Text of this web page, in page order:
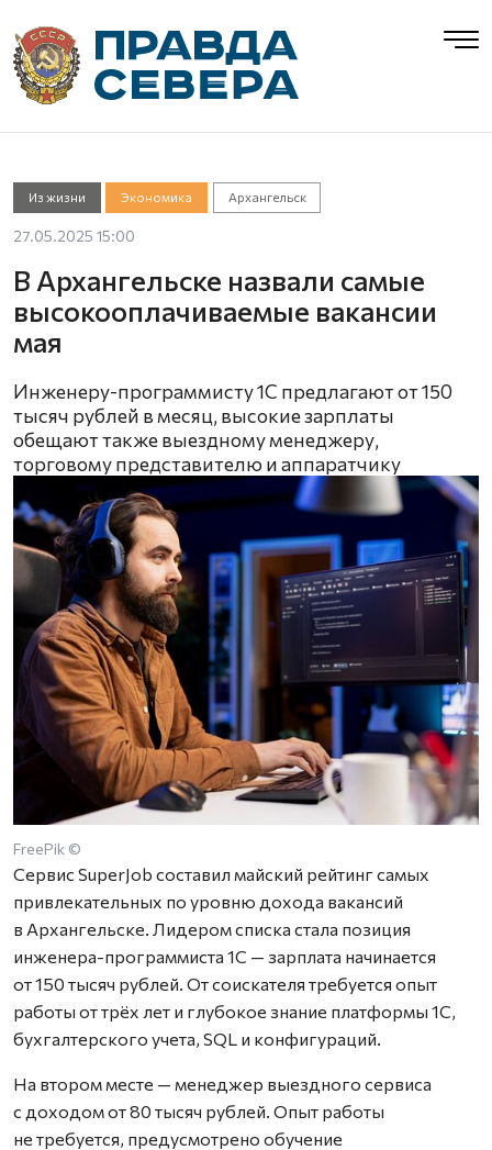
Из жизни Экономика Архангельск
27.05.2025 15:00
В Архангельске назвали самые
высокооплачиваемые вакансии
мая
Инженеру-программисту 1С предлагают от 150
тысяч рублей в месяц, высокие зарплаты
обещают также выездному менеджеру,
торговому представителю и аппаратчику
FreePik ©
Сервис SuperJob составил майский рейтинг самых
привлекательных по уровню дохода вакансий
в Архангельске. Лидером списка стала позиция
инженера-программиста 1С — зарплата начинается
от 150 тысяч рублей. От соискателя требуется опыт
работы от трёх лет и глубокое знание платформы 1С,
бухгалтерского учета, SQL и конфигураций.
На втором месте — менеджер выездного сервиса
с доходом от 80 тысяч рублей. Опыт работы
не требуется, предусмотрено обучение